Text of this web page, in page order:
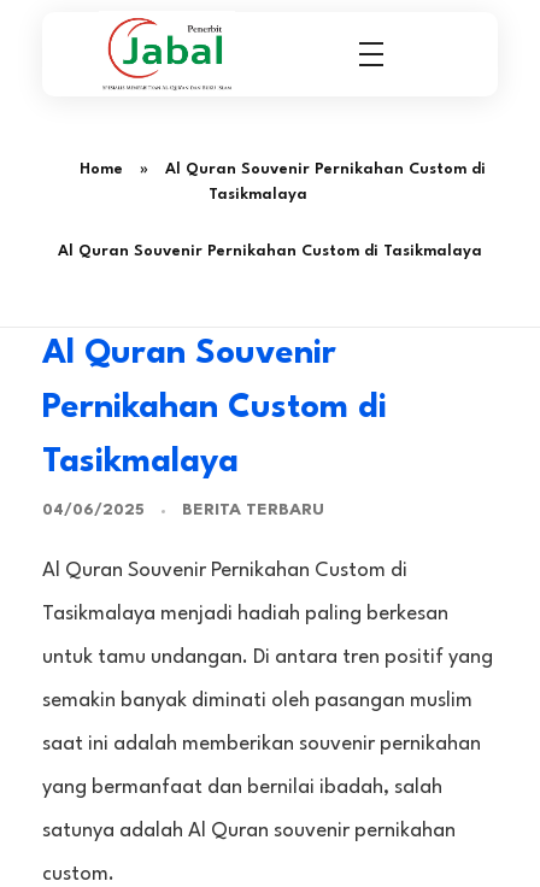
Home »
Al Quran Souvenir Pernikahan Custom di
Tasikmalaya
Al Quran Souvenir Pernikahan Custom di Tasikmalaya
Al Quran Souvenir
Pernikahan Custom di
Tasikmalaya
04/06/2025 BERITA TERBARU
Al Quran Souvenir Pernikahan Custom di
Tasikmalaya menjadi hadiah paling berkesan
untuk tamu undangan. Di antara tren positif yang
semakin banyak diminati oleh pasangan muslim
saat ini adalah memberikan souvenir pernikahan
yang bermanfaat dan bernilai ibadah, salah
satunya adalah Al Quran souvenir pernikahan
custom.